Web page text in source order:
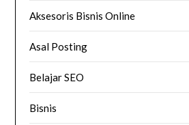
Aksesoris Bisnis Online
Asal Posting
Belajar SEO
Bisnis